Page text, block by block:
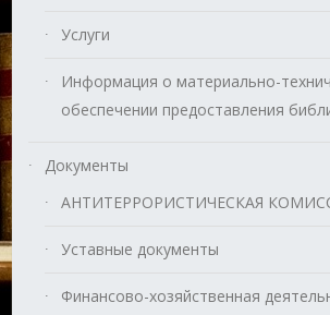
Услуги
Информация о материально-
обеспечении предоставления
Документы
АНТИТЕРРОРИСТИЧЕСКАЯ
Уставные документы
Финансово-хозяйственная